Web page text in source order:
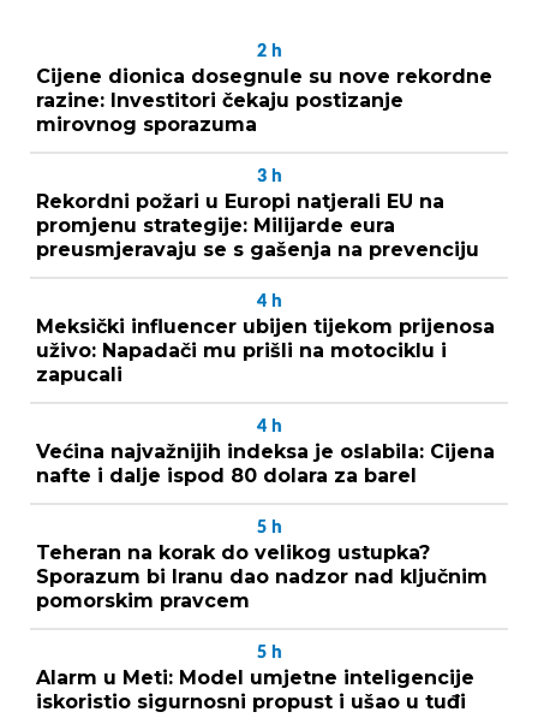
2 h
Cijene dionica dosegnule su nove rekordne
razine: Investitori čekaju postizanje
mirovnog sporazuma
3 h
Rekordni požari u Europi natjerali EU na
promjenu strategije: Milijarde eura
preusmjeravaju se s gašenja na prevenciju
4 h
Meksički influencer ubijen tijekom prijenosa
uživo: Napadači mu prišli na motociklu i
zapucali
4 h
Većina najvažnijih indeksa je oslabila: Cijena
nafte i dalje ispod 80 dolara za barel
5 h
Teheran na korak do velikog ustupka?
Sporazum bi Iranu dao nadzor nad ključnim
pomorskim pravcem
5 h
Alarm u Meti: Model umjetne inteligencije
iskoristio sigurnosni propust i ušao u tuđi